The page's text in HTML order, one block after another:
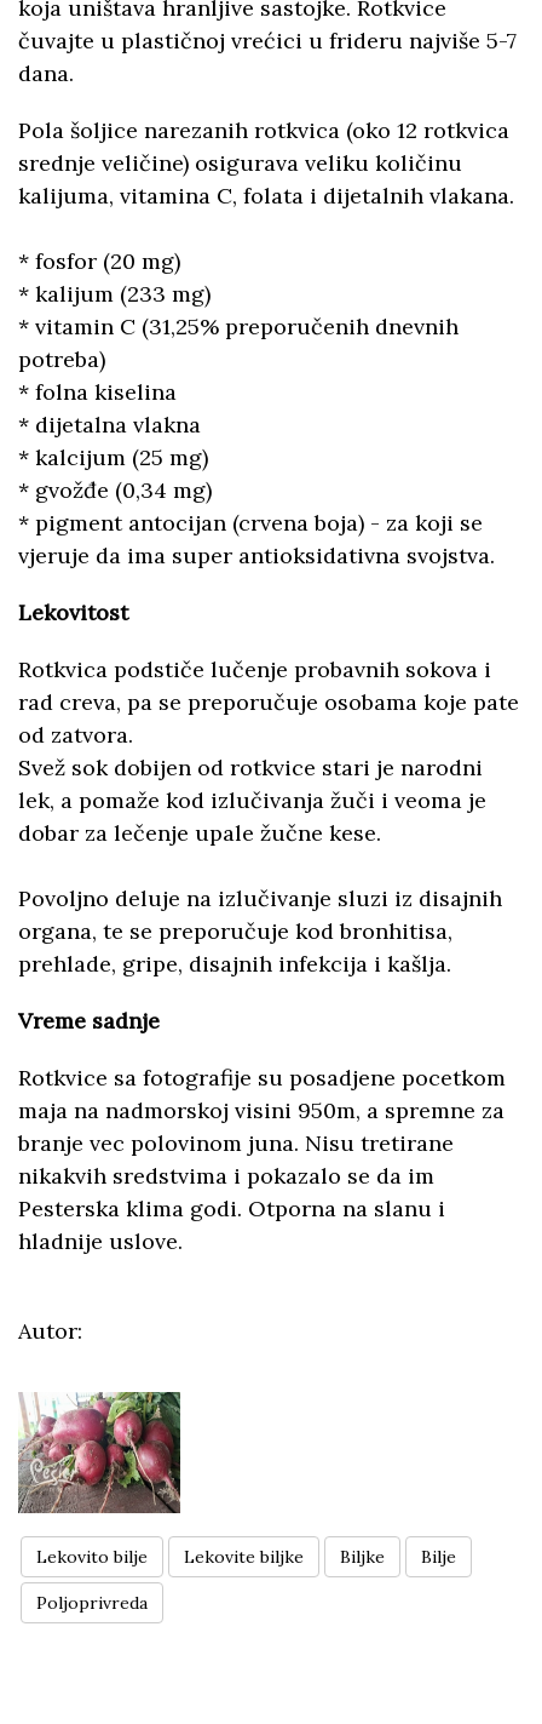
koja uništava hranljive sastojke. Rotkvice
čuvajte u plastičnoj vrećici u frideru najviše 5-7
dana.
Pola šoljice narezanih rotkvica (oko 12 rotkvica
srednje veličine) osigurava veliku količinu
kalijuma, vitamina C, folata i dijetalnih vlakana.
* fosfor (20 mg)
* kalijum (233 mg)
* vitamin C (31,25% preporučenih dnevnih
potreba)
* folna kiselina
* dijetalna vlakna
* kalcijum (25 mg)
* gvožđe (0,34 mg)
* pigment antocijan (crvena boja) - za koji se
vjeruje da ima super antioksidativna svojstva.
Lekovitost
Rotkvica podstiče lučenje probavnih sokova i
rad creva, pa se preporučuje osobama koje pate
od zatvora.
Svež sok dobijen od rotkvice stari je narodni
lek, a pomaže kod izlučivanja žuči i veoma je
dobar za lečenje upale žučne kese.
Povoljno deluje na izlučivanje sluzi iz disajnih
organa, te se preporučuje kod bronhitisa,
prehlade, gripe, disajnih infekcija i kašlja.
Vreme sadnje
Rotkvice sa fotografije su posadjene pocetkom
maja na nadmorskoj visini 950m, a spremne za
branje vec polovinom juna. Nisu tretirane
nikakvih sredstvima i pokazalo se da im
Pesterska klima godi. Otporna na slanu i
hladnije uslove.
Autor:
Lekovito bilje Lekovite biljke Biljke Bilje
Poljoprivreda